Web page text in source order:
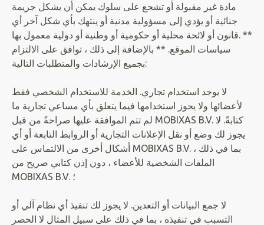
مادة غير مقبولة أو تشجع على سلوك يمكن أن يشكل جريمة
جنائية أو يؤدي إلى مسؤولية مدنية أو ينتهك بأي شكل آخر أي
قانون أو لائحة محلية أو حكومية أو وطنية أو دولية معمول بها. **
سياسات الموقع. ** بالإضافة إلى ذلك ، توافق على الالتزام
بجميع الإرشادات والمتطلبات التالية:
لا يوجد استخدام تجاري. الخدمة للاستخدام الشخصي فقط
لأعضائها ولا يجوز استخدامها فيما يتعلق بأي مساعي تجارية ما
لم تتم الموافقة عليها صراحةً من قبل MOBIXAS B.V. كتابةً. لا
يجوز لك وضع أو نقل الإعلانات التجارية أو الروابط التابعة أو أي
أشكال أخرى من الالتماس على MOBIXAS B.V. ، بما في ذلك
الملفات الشخصية للأعضاء ، دون إذن كتابي صريح من
MOBIXAS B.V. ؛
لا جمع البيانات أو التعدين. لا يجوز لك تنفيذ أي نظام آلي أو
التسبب في تنفيذه ، بما في ذلك على سبيل المثال لا الحصر